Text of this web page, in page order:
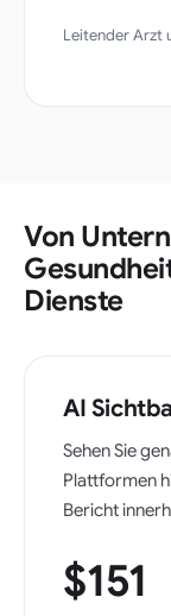
Leitender Arzt
Von
Dienste
AI
Sehen Sie
Plattformen
Bericht
$151